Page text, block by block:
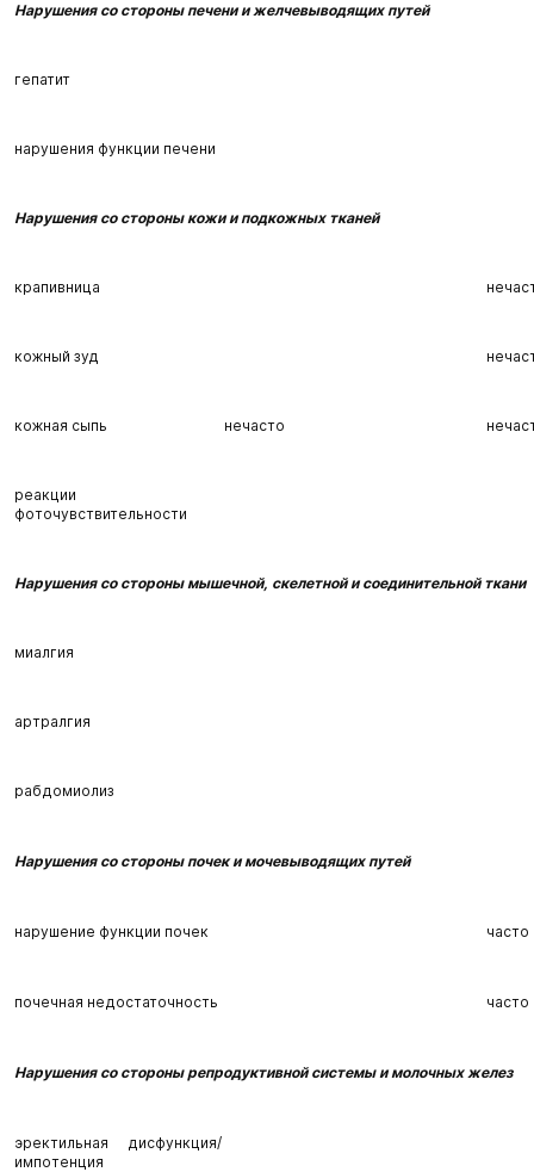
Нарушения со стороны печени и желчевыводящих путей
гепатит
нарушения функции печени
Нарушения со стороны кожи и подкожных тканей
крапивница
кожный зуд
кожная сыпь нечасто
реакции
фоточувствительности
Нарушения со стороны мышечной, скелетной и соединительной ткани
миалгия
артралгия
рабдомиолиз
Нарушения со стороны почек и мочевыводящих путей
нарушение функции почек часто
почечная недостаточность часто
Нарушения со стороны репродуктивной системы и молочных желез
эректильная дисфункция/
импотенция